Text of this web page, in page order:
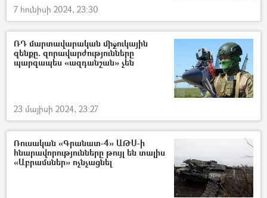
7 հունիսի 2024, 23:30
ՌԴ մարտավարական միջուկային
զենքը. զորավարժությունները
պարզապես «ազդանշան» չեն
23 մայիսի 2024, 23:27
Ռուսական «Գրանատ-4» ԱԹՍ-ի
հնարավորությունները թույլ են տալիս
«Աբրամսներ» ոչնչացնել